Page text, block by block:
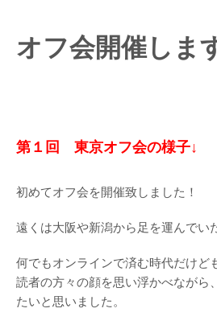
オフ会開催しま
第１回 東京オフ会の様子↓
初めてオフ会を開催致しました！
遠くは大阪や新潟から足を運んでい
何でもオンラインで済む時代だけど
読者の方々の顔を思い浮かべながら
たいと思いました。